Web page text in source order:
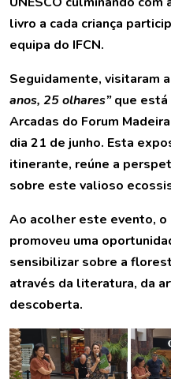
livro a cada criança
equipa do IFCN.
Seguidamente, visitaram
anos, 25 olhares”que está
Arcadas do Forum
dia 21 de junho. Esta
itinerante, reúne a
sobre este valioso
Ao acolher este evento, o
promoveu uma
sensibilizar sobre a
através da literatura, da
descoberta.